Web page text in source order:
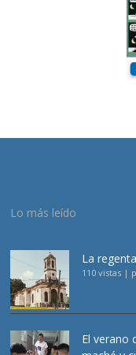
Lo más leído
La
110 vistas |
El verano